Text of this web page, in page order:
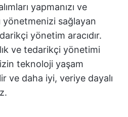
yapmanızı ve
yönetmenizi sağlayan
yönetim aracıdır.
ve tedarikçi yönetimi
teknoloji yaşam
ve daha iyi, veriye dayalı